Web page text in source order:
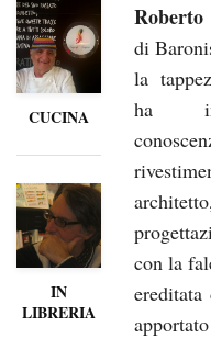
CUCINA
IN
LIBRERIA
di
la
ha
con la